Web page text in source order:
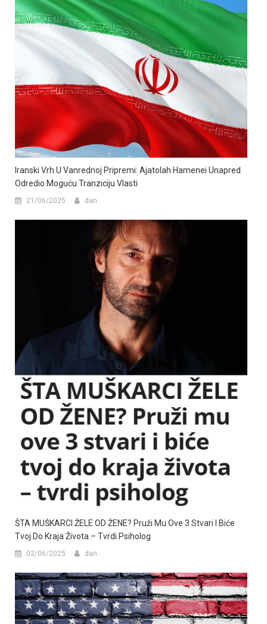
Iranski Vrh U Vanrednoj Pripremi: Ajatolah Hamenei Unapred
Odredio Moguću Tranziciju Vlasti
21/06/2025 dan
ŠTA MUŠKARCI ŽELE OD ŽENE? Pruži Mu Ove 3 Stvari I Biće
Tvoj Do Kraja Života – Tvrdi Psiholog
02/06/2025 dan